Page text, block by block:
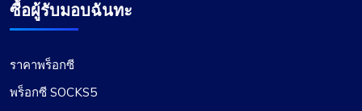
ซื้อผู้รับมอบฉันทะ
ราคาพร็อกซี
พร็อกซี SOCKS5